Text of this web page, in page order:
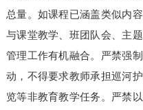
总量。如课程已涵盖类似内
与课堂教学、班团队会、主
管理工作有机融合。严禁强
动，不得要求教师承担巡河
览等非教育教学任务。严禁